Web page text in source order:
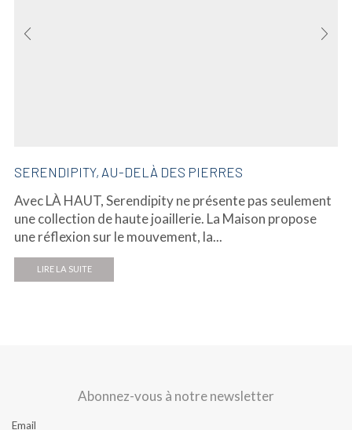
SERENDIPITY, AU-DELÀ DES PIERRES
Avec LÀ HAUT, Serendipity ne présente pas seulement
une collection de haute joaillerie. La Maison propose
une réflexion sur le mouvement, la...
LIRE LA SUITE
Abonnez-vous à notre newsletter
Email